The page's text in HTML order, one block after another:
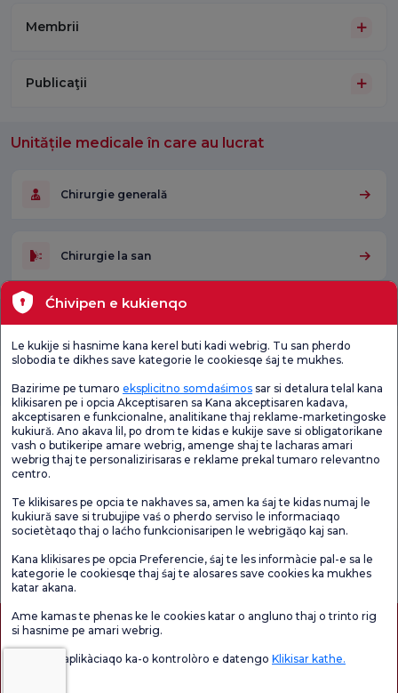
Membrii
Publicaţii
Unitățile medicale în care au lucrat
Chirurgie generală
Chirurgie la san
Îngrijire medicală la
Pachet de
Școală de
Lokacie
Sănătate actuală
Unități medicale
Sondaj general
de satisfacție
Verificați
Chestionarul de
Satisfacție.
Sondaj de
satisfacție
privind promoțiile
Ćhivipen e kukienqo
Le kukije si hasnime kana kerel buti kadi webrig. Tu san pherdo
slobodia te dikhes save kategorie le cookiesqe śaj te mukhes.
Bazirime pe tumaro eksplicitno somdaśimos sar si detalura telal kana
klikisaren pe i opcia Akceptisaren sa Kana akceptisaren kadava,
akceptisaren e funkcionalne, analitikane thaj reklame-marketingoske
kukiură. Ano akava lil, po drom te kidas e kukije save si obligatorikane
vash o butikeripe amare webrig, amenge shaj te lacharas amari
webrig thaj te personalizirisaras e reklame prekal tumaro relevantno
centro.
Te klikisares pe opcia te nakhaves sa, amen ka śaj te kidas numaj le
kukiură save si trubujipe vaś o pherdo serviso le informaciaqo
societètaqo thaj o laćho funkcionisaripen le webrigăqo kaj san.
Kana klikisares pe opcia Preferencie, śaj te les informàcie pal-e sa le
kategorie le cookiesqe thaj śaj te alosares save cookies ka mukhes
katar akana.
Ame kamas te phenas ke le cookies katar o angluno thaj o trinto rig
si hasnime pe amari webrig.
Vaś o lil e aplikàciaqo ka-o kontrolòro e datengo Klikisar kathe.